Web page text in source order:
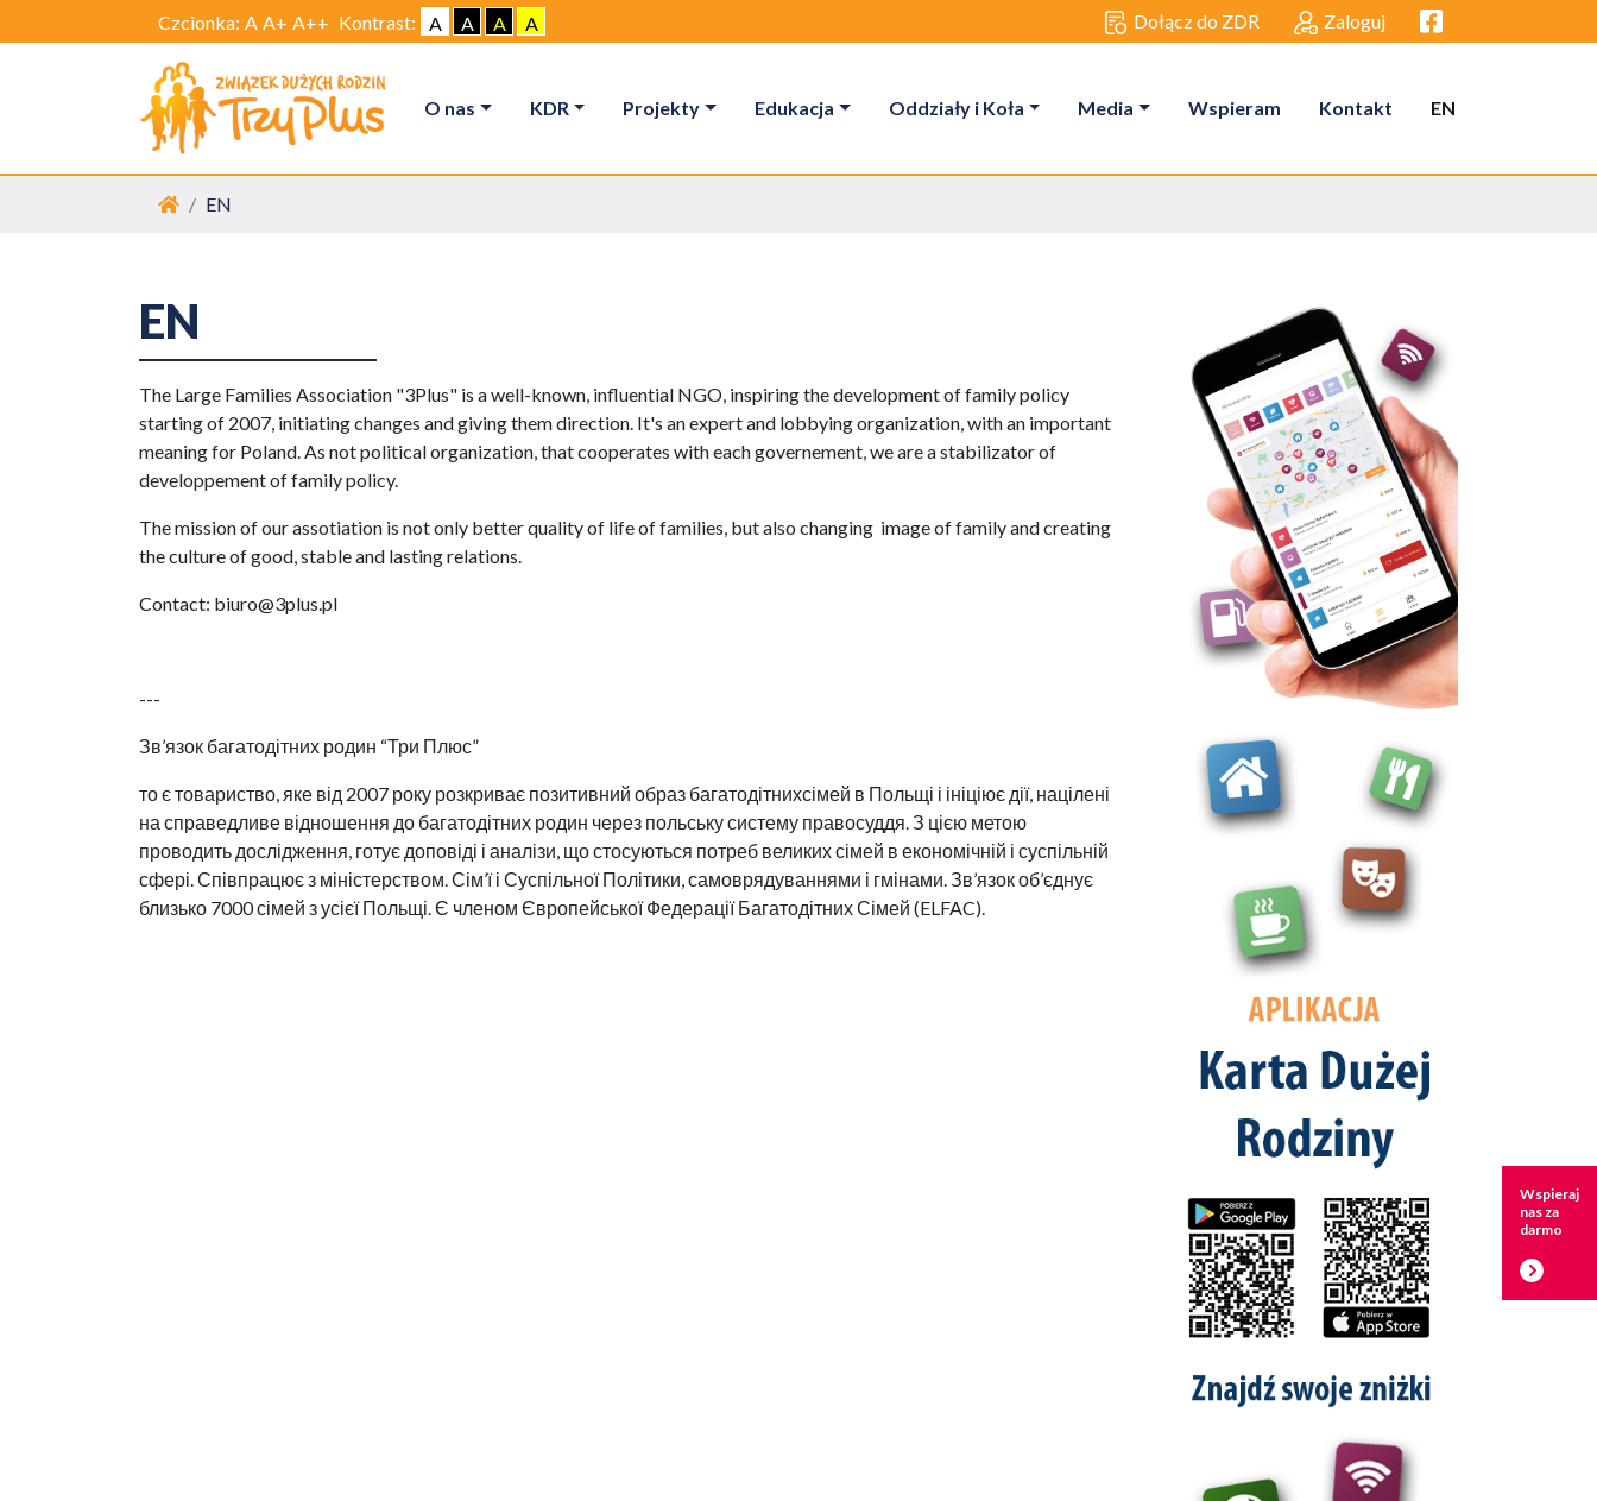
Czcionka: A A+ A++ Kontrast: A A A A Dołącz do ZDR Zaloguj Facebook link
O nas KDR Projekty Edukacja Oddziały i Koła Media Wspieram Kontakt EN
Strona główna
EN
EN
The Large Families Association "3Plus" is a well-known, influential NGO, inspiring the development of family policy
starting of 2007, initiating changes and giving them direction. It's an expert and lobbying organization, with an important
meaning for Poland. As not political organization, that cooperates with each governement, we are a stabilizator of
developpement of family policy.
The mission of our assotiation is not only better quality of life of families, but also changing image of family and creating
the culture of good, stable and lasting relations.
Contact: biuro@3plus.pl
---
Зв’язок багатодітних родин “Три Плюс”
то є товариство, яке від 2007 року розкриває позитивний образ багатодітнихсімей в Польщі і ініціює дії, націлені
на справедливе відношення до багатодітних родин через польську систему правосуддя. З цією метою
проводить дослідження, готує доповіді і аналізи, що стосуються потреб великих сімей в економічній і суспільній
сфері. Співпрацює з міністерством. Сім’ї і Суспільної Політики, самоврядуваннями і гмінами. Зв’язок об’єднує
близько 7000 сімей з усієї Польщі. Є членом Європейської Федерації Багатодітних Сімей (ELFAC).
Wspieraj
nas za
darmo